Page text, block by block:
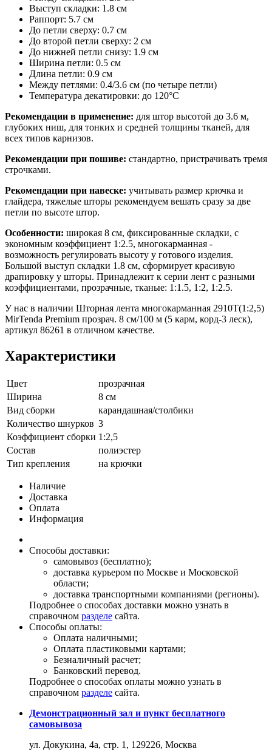
Выступ складки: 1.8 см
Раппорт: 5.7 см
До петли сверху: 0.7 см
До второй петли сверху: 2 см
До нижней петли снизу: 1.9 см
Ширина петли: 0.5 см
Длина петли: 0.9 см
Между петлями: 0.4/3.6 см (по четыре петли)
Температура декатировки: до 120°С
Рекомендации в применение: для штор высотой до 3.6 м,
глубоких ниш, для тонких и средней толщины тканей, для
всех типов карнизов.
Рекомендации при пошиве: стандартно, пристрачивать тремя
строчками.
Рекомендации при навеске: учитывать размер крючка и
глайдера, тяжелые шторы рекомендуем вешать сразу за две
петли по высоте штор.
Особенности: широкая 8 см, фиксированные складки, с
экономным коэффициент 1:2.5, многокарманная -
возможность регулировать высоту у готового изделия.
Большой выступ складки 1.8 см, сформирует красивую
драпировку у шторы. Принадлежит к серии лент с разными
коэффициентами, прозрачные, тканые: 1:1.5, 1:2, 1:2.5.
У нас в наличии Шторная лента многокарманная 2910T(1:2,5)
MirTenda Premium прозрач. 8 см/100 м (5 карм, корд-3 леск),
артикул 86261 в отличном качестве.
Характеристики
Цвет
прозрачная
Ширина
8 см
Вид сборки
карандашная/столбики
Количество шнурков 3
Коэффициент сборки 1:2,5
Состав
полиэстер
Тип крепления
на крючки
Наличие
Доставка
Оплата
Информация
Способы доставки:
самовывоз (бесплатно);
доставка курьером по Москве и Московской
области;
доставка транспортными компаниями (регионы).
Подробнее о способах доставки можно узнать в
справочном разделе сайта.
Способы оплаты:
Оплата наличными;
Оплата пластиковыми картами;
Безналичный расчет;
Банковский перевод.
Подробнее о способах оплаты можно узнать в
справочном разделе сайта.
Демонстрационный зал и пункт бесплатного
самовывоза
ул. Докукина, 4а, стр. 1, 129226, Москва